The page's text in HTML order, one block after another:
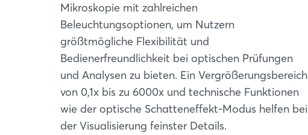
Mikroskopie mit zahlreichen
Beleuchtungsoptionen, um Nutzern
größtmögliche Flexibilität und
Bedienerfreundlichkeit bei optischen Prüfungen
und Analysen zu bieten. Ein Vergrößerungsbereich
von 0,1x bis zu 6000x und technische Funktionen
wie der optische Schatteneffekt-Modus helfen bei
der Visualisierung feinster Details.